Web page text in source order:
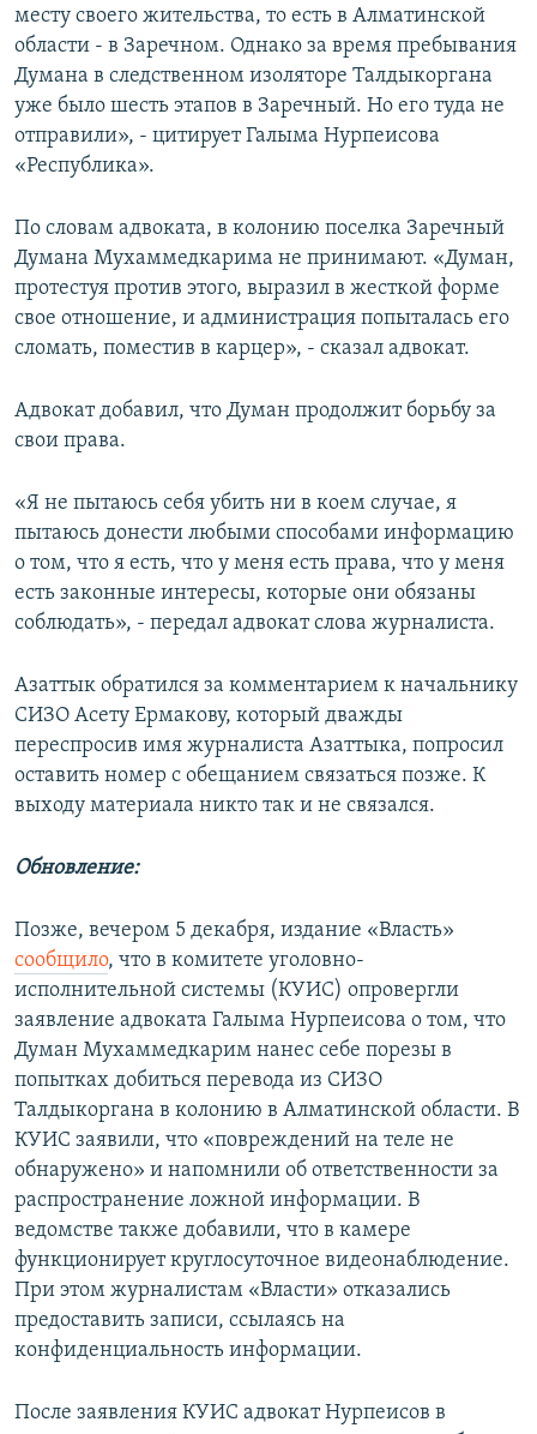
месту своего жительства, то есть в Алматинской
области - в Заречном. Однако за время пребывания
Думана в следственном изоляторе Талдыкоргана
уже было шесть этапов в Заречный. Но его туда не
отправили», - цитирует Галыма Нурпеисова
«Республика».
По словам адвоката, в колонию поселка Заречный
Думана Мухаммедкарима не принимают. «Думан,
протестуя против этого, выразил в жесткой форме
свое отношение, и администрация попыталась его
сломать, поместив в карцер», - сказал адвокат.
Адвокат добавил, что Думан продолжит борьбу за
свои права.
«Я не пытаюсь себя убить ни в коем случае, я
пытаюсь донести любыми способами информацию
о том, что я есть, что у меня есть права, что у меня
есть законные интересы, которые они обязаны
соблюдать», - передал адвокат слова журналиста.
Азаттык обратился за комментарием к начальнику
СИЗО Асету Ермакову, который дважды
переспросив имя журналиста Азаттыка, попросил
оставить номер с обещанием связаться позже. К
выходу материала никто так и не связался.
Обновление:
Позже, вечером 5 декабря, издание «Власть»
сообщило, что в комитете уголовно-
исполнительной системы (КУИС) опровергли
заявление адвоката Галыма Нурпеисова о том, что
Думан Мухаммедкарим нанес себе порезы в
попытках добиться перевода из СИЗО
Талдыкоргана в колонию в Алматинской области. В
КУИС заявили, что «повреждений на теле не
обнаружено» и напомнили об ответственности за
распространение ложной информации. В
ведомстве также добавили, что в камере
функционирует круглосуточное видеонаблюдение.
При этом журналистам «Власти» отказались
предоставить записи, ссылаясь на
конфиденциальность информации.
После заявления КУИС адвокат Нурпеисов в